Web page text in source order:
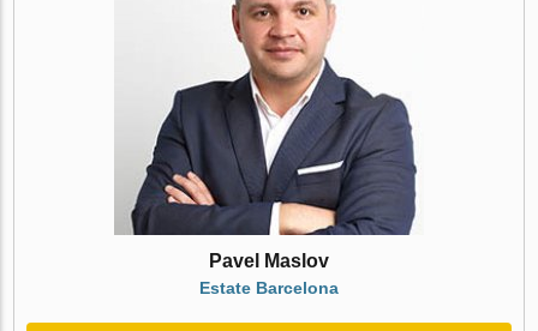
Pavel Maslov
Estate Barcelona